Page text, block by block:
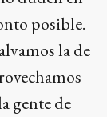
posible.
la de
gente de